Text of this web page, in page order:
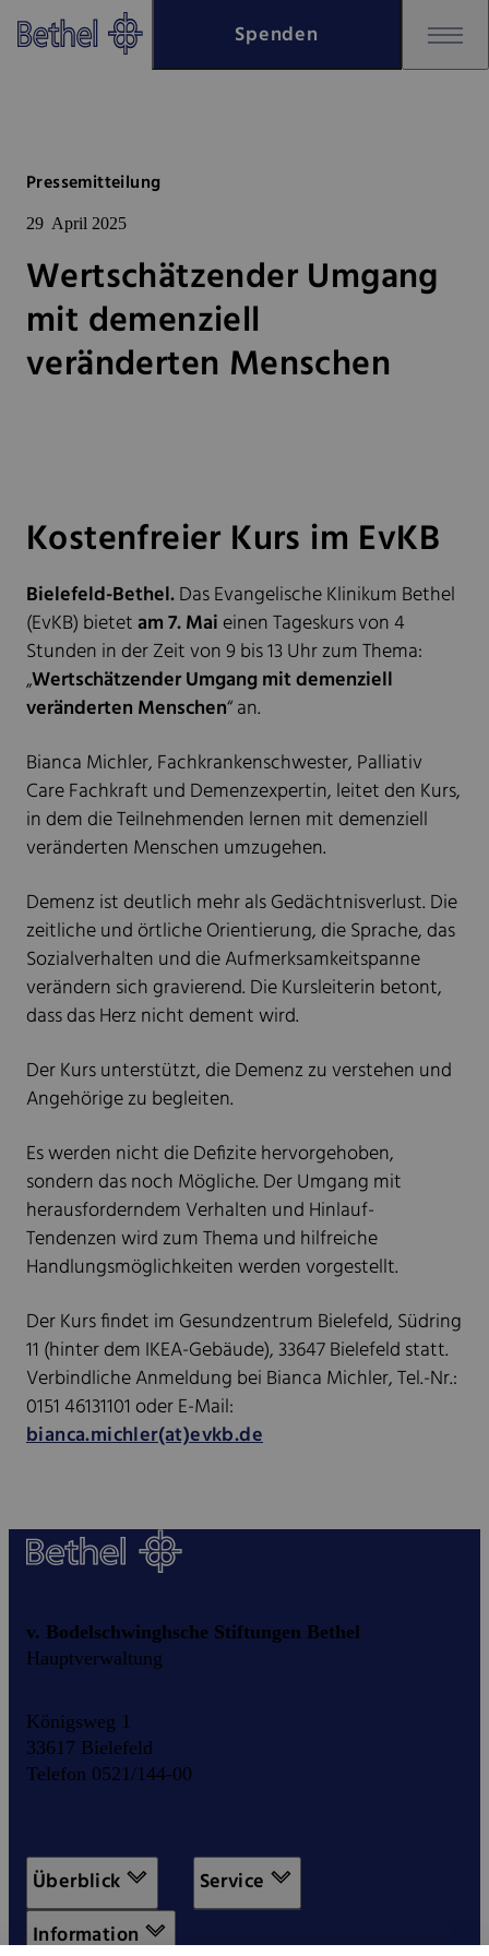
Zum Hauptinhalt springen
Zur Fußzeile springen
Spenden
Pressemitteilung
29 April 2025
Wertschätzender Umgang
mit demenziell
veränderten Menschen
Kostenfreier Kurs im EvKB
Bielefeld-Bethel.Das Evangelische Klinikum Bethel
(EvKB) bietetam 7. Mai einen Tageskurs von 4
Stunden in der Zeit von 9 bis 13 Uhr zum Thema:
„Wertschätzender Umgang mit demenziell
veränderten Menschen“ an.
Bianca Michler, Fachkrankenschwester, Palliativ
Care Fachkraft und Demenzexpertin, leitet den Kurs,
in dem die Teilnehmenden lernen mit demenziell
veränderten Menschen umzugehen.
Demenz ist deutlich mehr als Gedächtnisverlust. Die
zeitliche und örtliche Orientierung, die Sprache, das
Sozialverhalten und die Aufmerksamkeitspanne
verändern sich gravierend. Die Kursleiterin betont,
dass das Herz nicht dement wird.
Der Kurs unterstützt, die Demenz zu verstehen und
Angehörige zu begleiten.
Es werden nicht die Defizite hervorgehoben,
sondern das noch Mögliche. Der Umgang mit
herausforderndem Verhalten und Hinlauf-
Tendenzen wird zum Thema und hilfreiche
Handlungsmöglichkeiten werden vorgestellt.
Der Kurs findet im Gesundzentrum Bielefeld, Südring
11 (hinter dem IKEA-Gebäude), 33647 Bielefeld statt.
Verbindliche Anmeldung bei Bianca Michler, Tel.-Nr.:
0151 46131101 oder E-Mail:
bianca.michler(at)evkb.de
v. Bodelschwinghsche Stiftungen Bethel
Hauptverwaltung
Königsweg 1
33617 Bielefeld
Telefon 0521/144-00
Überblick
Service
Information